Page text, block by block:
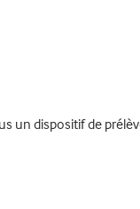
un dispositif de